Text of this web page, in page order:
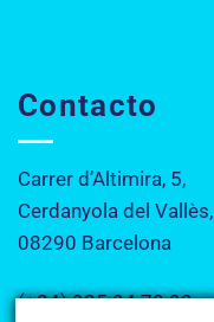
Contacto
Carrer d’Altimira, 5,
Cerdanyola del Vallès,
08290 Barcelona
(+34) 935 94 70 92